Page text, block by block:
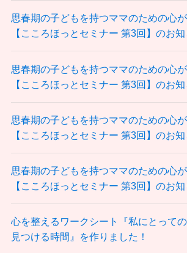
思春期の子どもを持つママのための心
【こころほっとセミナー 第3回】のお知
思春期の子どもを持つママのための心
【こころほっとセミナー 第3回】のお知
思春期の子どもを持つママのための心
【こころほっとセミナー 第3回】のお知
思春期の子どもを持つママのための心
【こころほっとセミナー 第3回】のお知
心を整えるワークシート『私にとって
見つける時間』を作りました！